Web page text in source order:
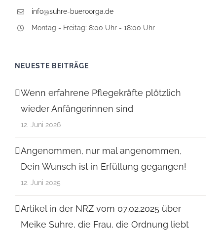
info@suhre-bueroorga.de
Montag - Freitag: 8:00 Uhr - 18:00 Uhr
NEUESTE BEITRÄGE
Wenn erfahrene Pflegekräfte plötzlich
wieder Anfängerinnen sind
12. Juni 2026
Angenommen, nur mal angenommen,
Dein Wunsch ist in Erfüllung gegangen!
12. Juni 2025
Artikel in der NRZ vom 07.02.2025 über
Meike Suhre, die Frau, die Ordnung liebt